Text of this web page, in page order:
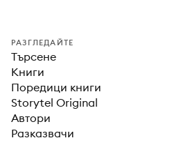
РАЗГЛЕДАЙТЕ
Търсене
Книги
Поредици книги
Storytel Original
Автори
Разказвачи